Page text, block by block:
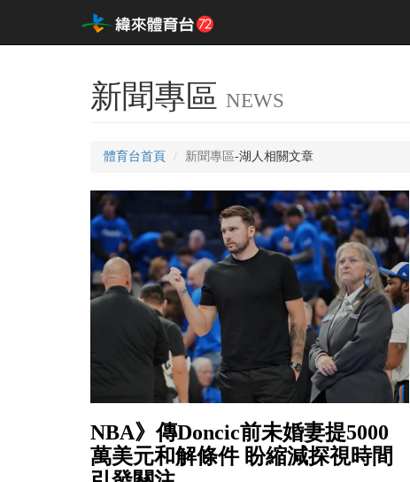
新聞專區 NEWS
體育台首頁 新聞專區-湖人相關文章
NBA》傳Doncic前未婚妻提5000
萬美元和解條件 盼縮減探視時間